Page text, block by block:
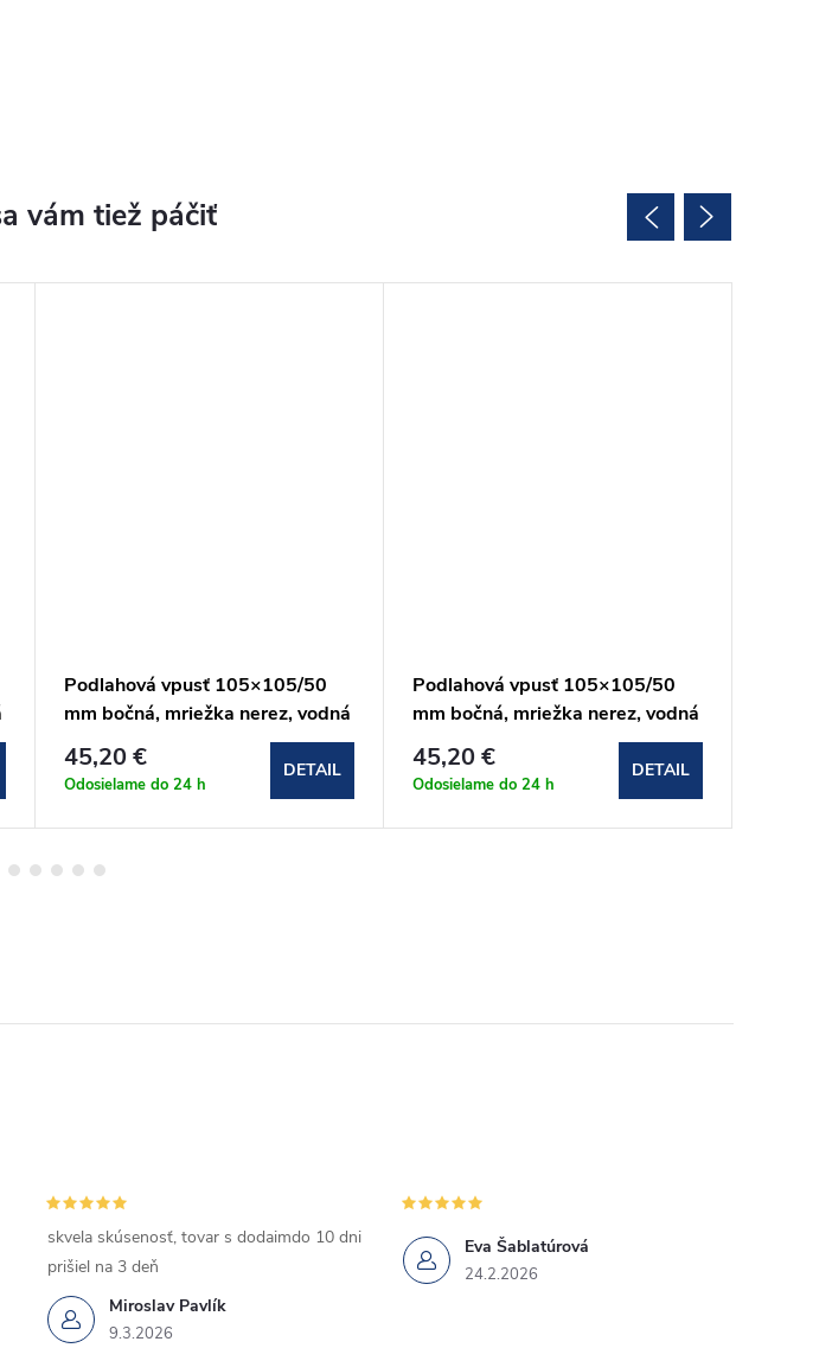
Podlahová vpusť 105×105/50
mm bočná, mriežka nerez, vodná
zápachová uzávera (APV102)
45,20 €
Odosielame do 24 h
DETAIL
Podlahová vpusť 105×105/50
mm bočná, mriežka nerez, vodná
zápachová uzávera (APV103)
45,20 €
Odosielame do 24 h
DETAIL
Miroslav Pavlík
9.3.2026
skvela skúsenosť, tovar s dodaimdo 10 dni
prišiel na 3 deň
Eva Šablatúrová
24.2.2026